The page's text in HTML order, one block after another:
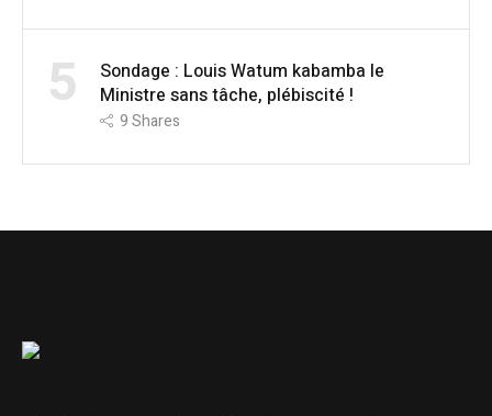
5
Sondage : Louis Watum kabamba le
Ministre sans tâche, plébiscité !
9Shares